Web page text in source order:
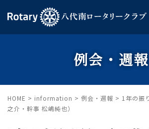
例会・週報
HOME > information > 例会・週報 > 1年の振
之介・幹事 松嶋純也）